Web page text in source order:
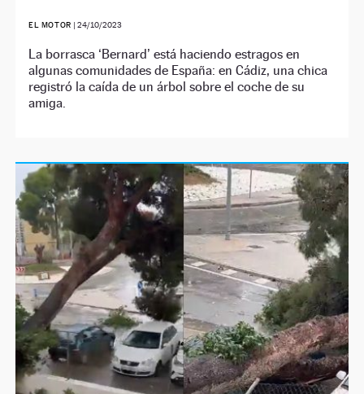
EL MOTOR | 24/10/2023
La borrasca ‘Bernard’ está haciendo estragos en
algunas comunidades de España: en Cádiz, una chica
registró la caída de un árbol sobre el coche de su
amiga.